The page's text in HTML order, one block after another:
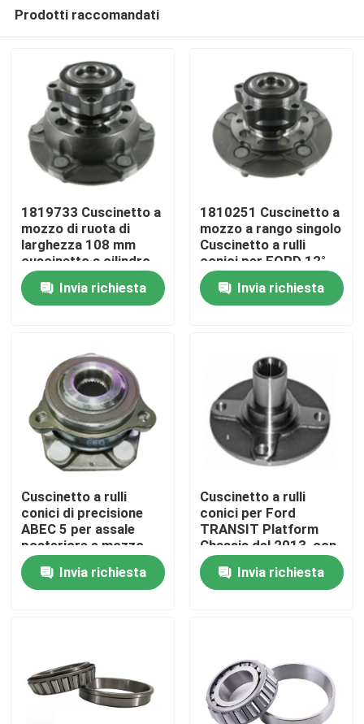
Casa.
Prodotti
Su di noi
Visita alla fabbrica
Controllo della qualità
Notizie
Casi
Cuscinetto a rulli cilindrico
cuscinetti a rulli d'allineamento di auto
Prodotti raccomandati
1819733 Cuscinetto a
mozzo di ruota di
larghezza 108 mm
cuscinetto a cilindro
sigillato per autobus
Ford TransitInvia richiesta
1810251 Cuscinetto a
mozzo a rango singolo
Cuscinetto a rulli
conici per FORD 12°
angolo di contatto
Invia richiesta
Cuscinetto a rulli
conici di precisione
ABEC 5 per assale
posteriore e mozzo
ruota Tesla Model 3
Invia richiesta
Cuscinetto a rulli
conici per Ford
TRANSIT Platform
Chassis del 2013, con
larghezza anello
esterno di 440mm e
carico dinamico
Invia richiesta